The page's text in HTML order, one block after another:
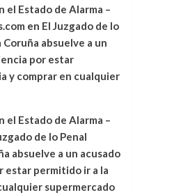
el Estado de Alarma –
en El Juzgado de lo
Coruña absuelve a un
por estar
y comprar en cualquier
el Estado de Alarma –
de lo Penal
absuelve a un acusado
estar permitido ir a la
supermercado